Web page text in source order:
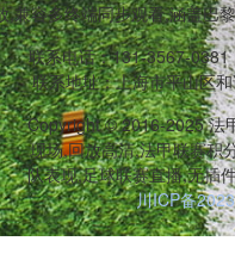
容多终端同步观看,涵盖
联系电话：131-3567-0381
联系地址：上海市平山区
Copyright © 2016-2025 法
现场,回放高清,法甲联赛积
队表现,足球联赛直播,无插
川ICP备